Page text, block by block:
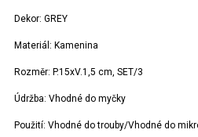
Dekor: GREY
Materiál: Kamenina
Rozměr: P.15xV.1,5 cm, SET/3
Údržba: Vhodné do myčky
Použití: Vhodné do trouby/Vhodné do